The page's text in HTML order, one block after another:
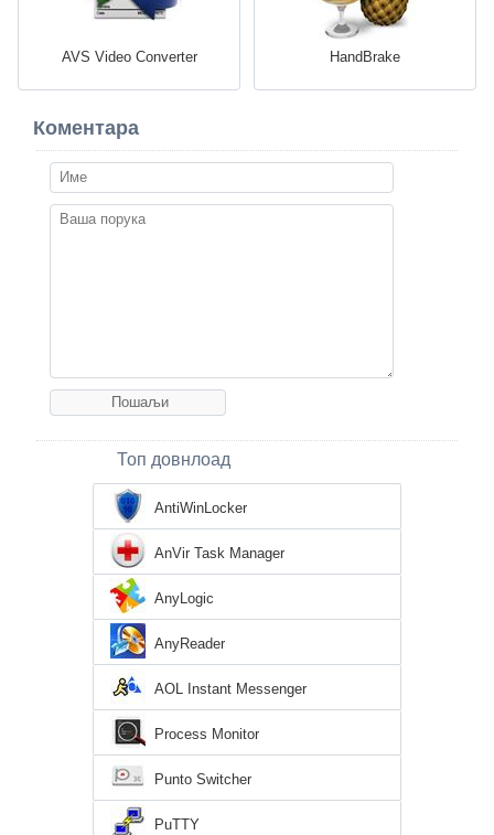
AVS Video Converter HandBrake
Коментара
Топ довнлоад
AntiWinLocker
AnVir Task Manager
AnyLogic
AnyReader
AOL Instant Messenger
Process Monitor
Punto Switcher
PuTTY